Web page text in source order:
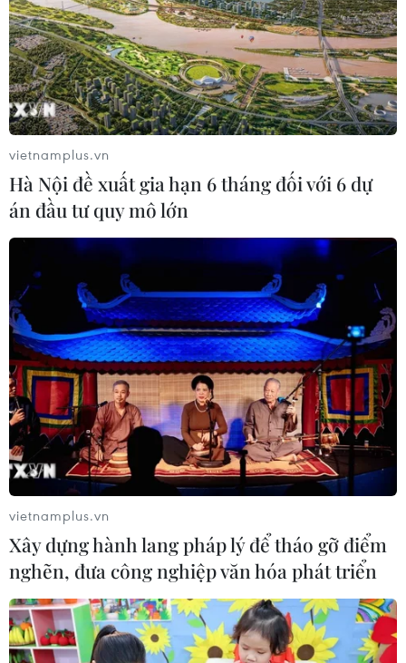
TIN CÙNG CHUYÊN MỤC
Công suất lọc dầu thu hẹp, giá xăng
Mỹ đối mặt áp lực tăng
09/08/2026 09:43
vietnamplus.vn
Hà Nội đề xuất gia hạn 6 tháng đối với 6 dự
án đầu tư quy mô lớn
vietnamplus.vn
Xây dựng hành lang pháp lý để tháo gỡ điểm
nghẽn, đưa công nghiệp văn hóa phát triển